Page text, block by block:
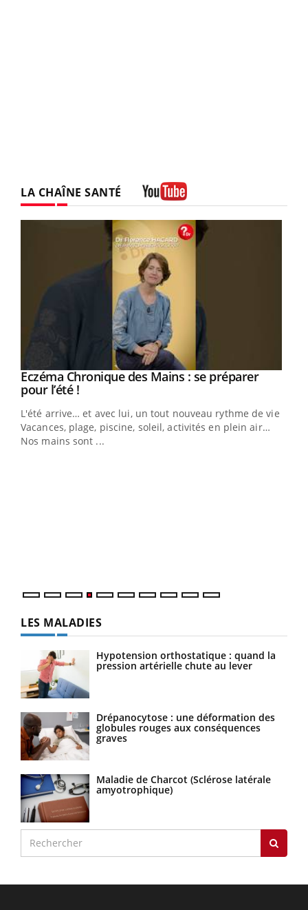
LA CHAÎNE SANTÉ
Youtube
Eczéma Chronique des Mains : se préparer
pour l’été !Youtube
L'été arrive… et avec lui, un tout nouveau rythme de vie !
Vacances, plage, piscine, soleil, activités en plein air…
Nos mains sont ...
LES MALADIES
Hypotension orthostatique : quand la
pression artérielle chute au lever
Drépanocytose : une déformation des
globules rouges aux conséquences
graves
Maladie de Charcot (Sclérose latérale
amyotrophique)